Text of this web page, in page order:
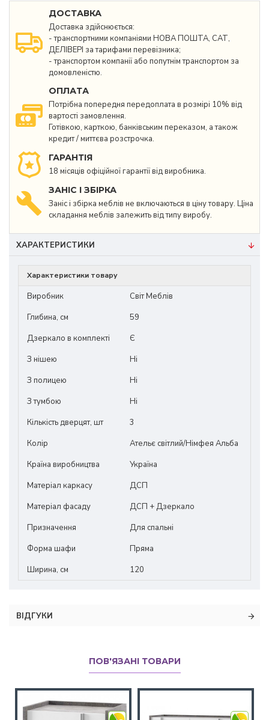
ДОСТАВКА
Доставка здійснюється:
- транспортними компаніями НОВА ПОШТА, САТ,
ДЕЛІВЕРІ за тарифами перевізника;
- транспортом компанії або попутнім транспортом за
домовленістю.
ОПЛАТА
Потрібна попередня передоплата в розмірі 10% від
вартості замовлення.
Готівкою, карткою, банківським переказом, а також
кредит / миттєва розстрочка.
ГАРАНТІЯ
18 місяців офіційної гарантії від виробника.
ЗАНІС І ЗБІРКА
Заніс і збірка меблів не включаються в ціну товару. Ціна
складання меблів залежить від типу виробу.
ХАРАКТЕРИСТИКИ
Характеристики товару
Виробник
Світ Меблів
Глибина, см
59
Дзеркало в комплекті
Є
З нішею
Ні
З полицею
Ні
З тумбою
Ні
Кількість дверцят, шт
3
Колір
Ательє світлий/Німфея Альба
Країна виробництва
Україна
Матеріал каркасу
ДСП
Матеріал фасаду
ДСП + Дзеркало
Призначення
Для спальні
Форма шафи
Пряма
Ширина, см
120
ВІДГУКИ
ПОВ'ЯЗАНІ ТОВАРИ